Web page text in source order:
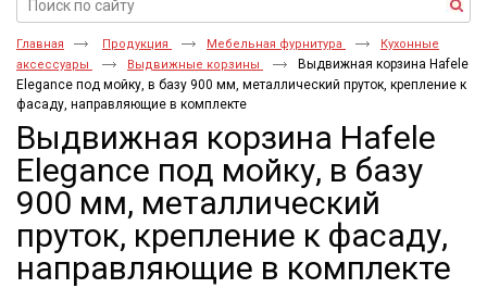
Главная Продукция Мебельная фурнитура
Кухонные
аксессуары
Выдвижные корзины
Выдвижная корзина Hafele
Elegance под мойку, в базу 900 мм, металлический пруток, крепление к
фасаду, направляющие в комплекте
Выдвижная корзина Hafele
Elegance под мойку, в базу
900 мм, металлический
пруток, крепление к фасаду,
направляющие в комплекте